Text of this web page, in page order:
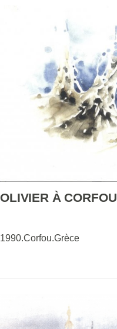
OLIVIER À CORFOU
1990.Corfou.Grèce